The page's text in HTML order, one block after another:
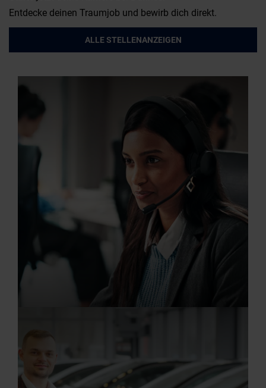
Entdecke deinen Traumjob und bewirb dich direkt.
ALLE STELLENANZEIGEN